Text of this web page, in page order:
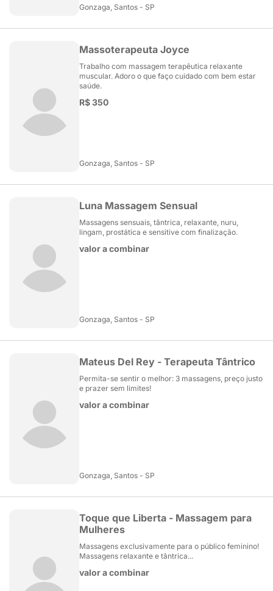
Gonzaga, Santos - SP
Massoterapeuta Joyce
Trabalho com massagem terapêutica relaxante
muscular. Adoro o que faço cuidado com bem estar
saúde.
R$ 350
Gonzaga, Santos - SP
Luna Massagem Sensual
Massagens sensuais, tântrica, relaxante, nuru,
lingam, prostática e sensitive com finalização.
valor a combinar
Gonzaga, Santos - SP
Mateus Del Rey - Terapeuta Tântrico
Permita-se sentir o melhor: 3 massagens, preço justo
e prazer sem limites!
valor a combinar
Gonzaga, Santos - SP
Toque que Liberta - Massagem para
Mulheres
Massagens exclusivamente para o público feminino!
Massagens relaxante e tântrica...
valor a combinar